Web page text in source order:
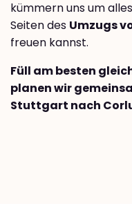
kümmern uns um
Seiten des Umzugs
freuen kannst.
Füll am besten
planen wir
Stuttgart nach